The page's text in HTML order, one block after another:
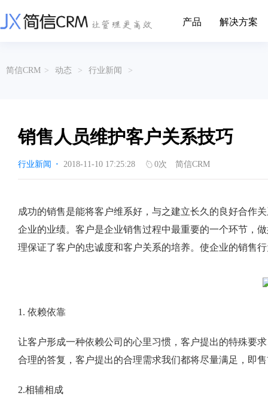
产品
营销云
从营销获客到商机转化的全流程管理
渠道云
融合分公司、经销商、总部伙伴管理
涵盖多种售前/后服务元素功能和接入
涵盖多种售前/后服务元素功能和接入
解决方案
挖现有客户价值以及开发更多新...
的现代化管理
传媒企业自身由于数字化传媒的发
展，对其内部控制建设和完善也是...
进装修行业往
互联网等相关信息技术的发展是支撑
互联网金融模式发展的基石，给...
通过数字化方
享受个性化的
帮助文档
以CRM产品为基础的功能点
关于简信
免责声明
简信CRM > 动态 > 行业新闻 >
销售人员维护客户关系技巧
行业新闻 · 2018-11-10 17:25:28 0次 简信CRM
成功的销售是能将客户维系好，与之建立长久的良好合作
企业的业绩。客户是企业销售过程中最重要的一个环节，
理保证了客户的忠诚度和客户关系的培养。使企业的销售
1. 依赖依靠
让客户形成一种依赖公司的心里习惯，客户提出的特殊要
合理的答复，客户提出的合理需求我们都将尽量满足，即
2.相辅相成